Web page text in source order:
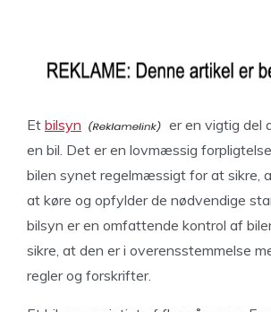
Et bilsyn
er en vigtig del
en bil. Det er en lovmæssig
bilen synet regelmæssigt for at sikre,
at køre og opfylder de nødvendige
bilsyn er en omfattende kontrol af
sikre, at den er i overensstemmelse
regler og forskrifter.